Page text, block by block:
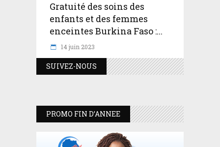
Gratuité des soins des
enfants et des femmes
enceintes Burkina Faso :...
14 juin 2023
SUIVEZ-NOUS
PROMO FIN D’ANNEE